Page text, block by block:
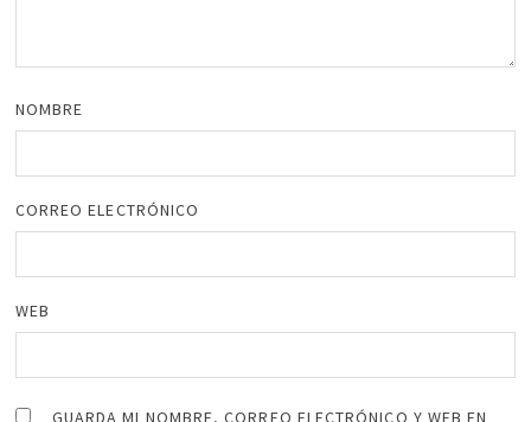
NOMBRE
CORREO ELECTRÓNICO
WEB
GUARDA MI NOMBRE, CORREO ELECTRÓNICO Y WEB EN